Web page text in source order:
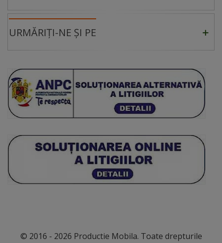
URMĂRIȚI-NE ȘI PE
© 2016 - 2026 Productie Mobila. Toate drepturile